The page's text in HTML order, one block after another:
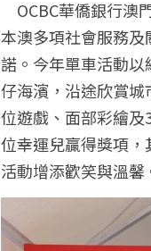
OCBC華僑銀行澳
本澳多項社會服務
諾。今年單車活動
仔海濱，沿途欣賞
位遊戲、面部彩繪
位幸運兒贏得獎項
活動增添歡笑與溫馨